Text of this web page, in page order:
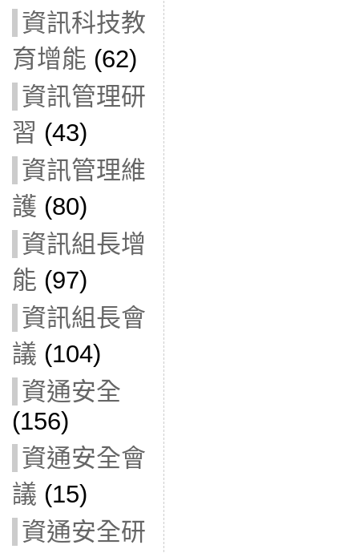
資訊科技教
育增能 (62)
資訊管理研
習 (43)
資訊管理維
護 (80)
資訊組長增
能 (97)
資訊組長會
議 (104)
資通安全
(156)
資通安全會
議 (15)
資通安全研